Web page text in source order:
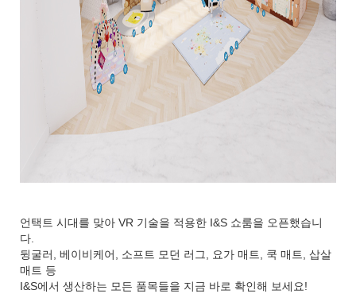
언택트 시대를 맞아 VR 기술을 적용한 I&S 쇼룸을 오픈했습니
다.
뒹굴러, 베이비케어, 소프트 모던 러그, 요가 매트, 쿡 매트, 삽살
매트 등
I&S에서 생산하는 모든 품목들을 지금 바로 확인해 보세요!